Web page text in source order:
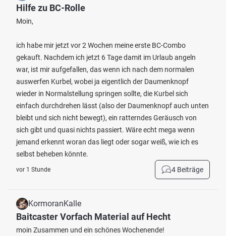
Hilfe zu BC-Rolle
Moin,
ich habe mir jetzt vor 2 Wochen meine erste BC-Combo
gekauft. Nachdem ich jetzt 6 Tage damit im Urlaub angeln
war, ist mir aufgefallen, das wenn ich nach dem normalen
auswerfen Kurbel, wobei ja eigentlich der Daumenknopf
wieder in Normalstellung springen sollte, die Kurbel sich
einfach durchdrehen lässt (also der Daumenknopf auch unten
bleibt und sich nicht bewegt), ein ratterndes Geräusch von
sich gibt und quasi nichts passiert. Wäre echt mega wenn
jemand erkennt woran das liegt oder sogar weiß, wie ich es
selbst beheben könnte.
vor 1 Stunde 4 Beiträge
KormoranKalle
Baitcaster Vorfach Material auf Hecht
moin Zusammen und ein schönes Wochenende!